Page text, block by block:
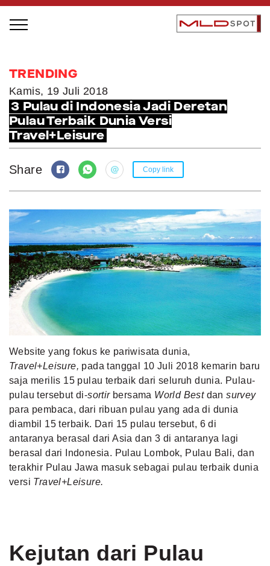
LOCAL GREATNESS
INSPIRING PEOPLE
INSPIRING PRODUCTS
INSPIRING PLACES
INSPIRING COMMUNITIES
TRENDING
EVENTS
MLDPODCAST
VIDEOS
MLDPOINTS
SEARCH
TRENDING
Kamis, 19 Juli 2018
3 Pulau di Indonesia Jadi Deretan
Pulau Terbaik Dunia Versi
Travel+Leisure
Share Copy link
Website yang fokus ke pariwisata dunia,
Travel+Leisure, pada tanggal 10 Juli 2018 kemarin baru
saja merilis 15 pulau terbaik dari seluruh dunia. Pulau-
pulau tersebut di-sortir bersama World Bestdansurvey
para pembaca, dari ribuan pulau yang ada di dunia
diambil 15 terbaik. Dari 15 pulau tersebut, 6 di
antaranya berasal dari Asia dan 3 di antaranya lagi
berasal dari Indonesia. Pulau Lombok, Pulau Bali, dan
terakhir Pulau Jawa masuk sebagai pulau terbaik dunia
versi Travel+Leisure.
Kejutan dari Pulau